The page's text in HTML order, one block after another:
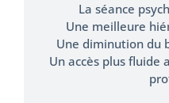
La séance
Une meilleure
Une diminution du
Un accès plus fluide